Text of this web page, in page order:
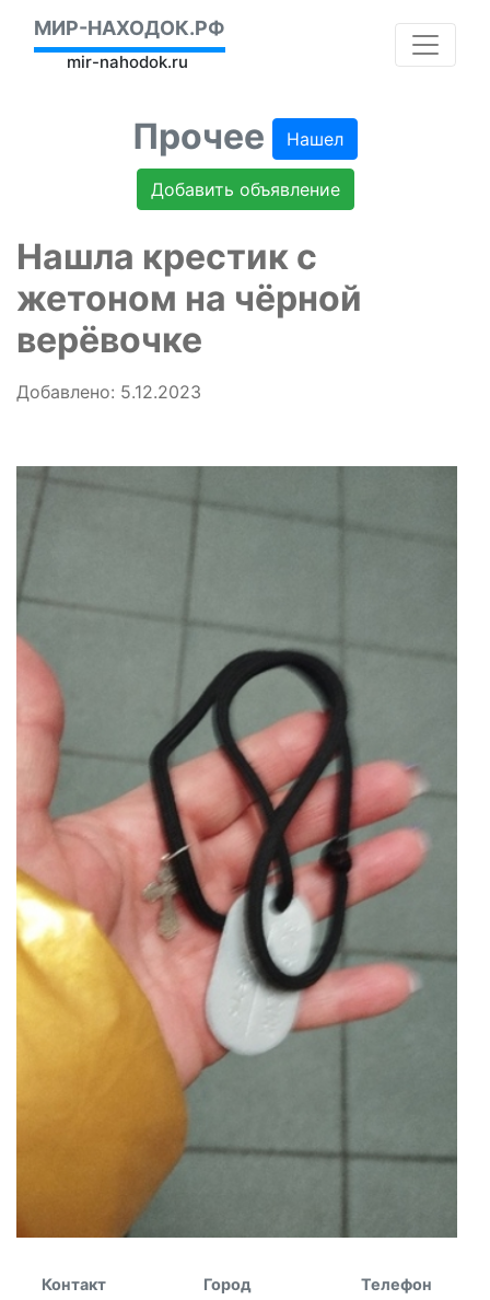
МИР-НАХОДОК.РФ
mir-nahodok.ru
Прочее Нашел
Добавить объявление
Нашла крестик с
жетоном на чёрной
верёвочке
Добавлено: 5.12.2023
Контакт Город Телефон